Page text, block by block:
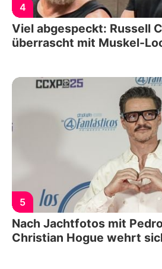
4
Viel abgespeckt: Russell
überrascht mit Muskel-
5
Nach Jachtfotos mit
Christian Hogue wehrt